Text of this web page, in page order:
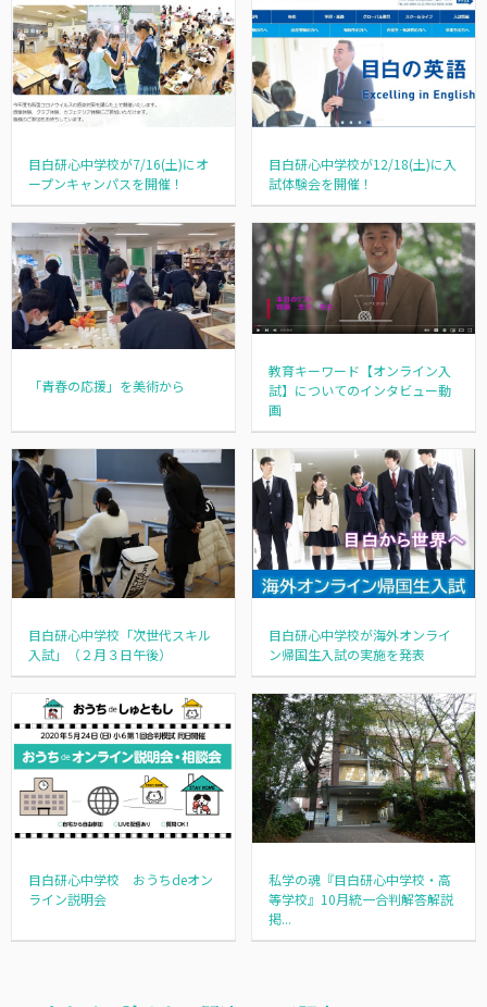
目白研心中学校が7/16(土)にオ
ープンキャンパスを開催！
目白研心中学校が12/18(土)に入
試体験会を開催！
「青春の応援」を美術から
教育キーワード【オンライン入
試】についてのインタビュー動
画
目白研心中学校「次世代スキル
入試」（２月３日午後）
目白研心中学校が海外オンライ
ン帰国生入試の実施を発表
目白研心中学校 おうちdeオン
ライン説明会
私学の魂『目白研心中学校・高
等学校』10月統一合判解答解説
掲...